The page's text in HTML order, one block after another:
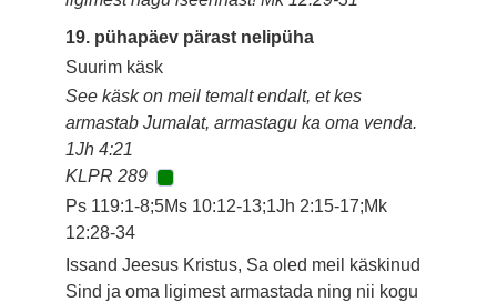
19. pühapäev pärast nelipüha
Suurim käsk
See käsk on meil temalt endalt, et kes
armastab Jumalat, armastagu ka oma venda.
1Jh 4:21
KLPR 289
Ps 119:1-8;5Ms 10:12-13;1Jh 2:15-17;Mk
12:28-34
Issand Jeesus Kristus, Sa oled meil käskinud
Sind ja oma ligimest armastada ning nii kogu